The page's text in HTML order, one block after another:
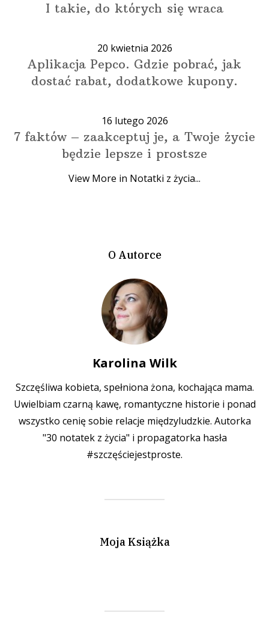
I takie, do których się wraca
20 kwietnia 2026
Aplikacja Pepco. Gdzie pobrać, jak
dostać rabat, dodatkowe kupony.
16 lutego 2026
7 faktów – zaakceptuj je, a Twoje życie
będzie lepsze i prostsze
View More in Notatki z życia...
O Autorce
Karolina Wilk
Szczęśliwa kobieta, spełniona żona, kochająca mama.
Uwielbiam czarną kawę, romantyczne historie i ponad
wszystko cenię sobie relacje międzyludzkie. Autorka
"30 notatek z życia" i propagatorka hasła
#szczęściejestproste.
Moja Książka